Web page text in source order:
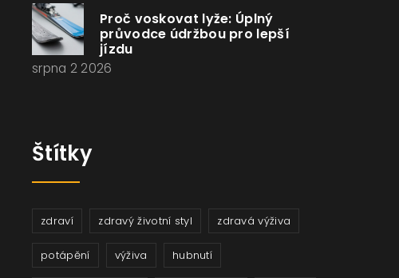
Proč voskovat lyže: Úplný
průvodce údržbou pro lepší
jízdu
srpna 2 2026
Štítky
zdraví zdravý životní styl zdravá výživa
potápění výživa hubnutí